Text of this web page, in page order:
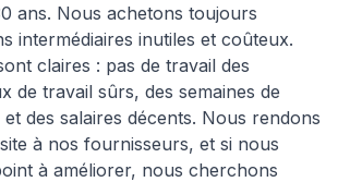
ans. Nous achetons toujours
intermédiaires inutiles et coûteux.
claires : pas de travail des
de travail sûrs, des semaines de
des salaires décents. Nous rendons
à nos fournisseurs, et si nous
à améliorer, nous cherchons